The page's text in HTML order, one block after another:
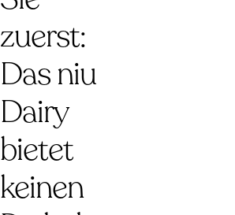
zuerst:
Das niu
Dairy
bietet
keinen